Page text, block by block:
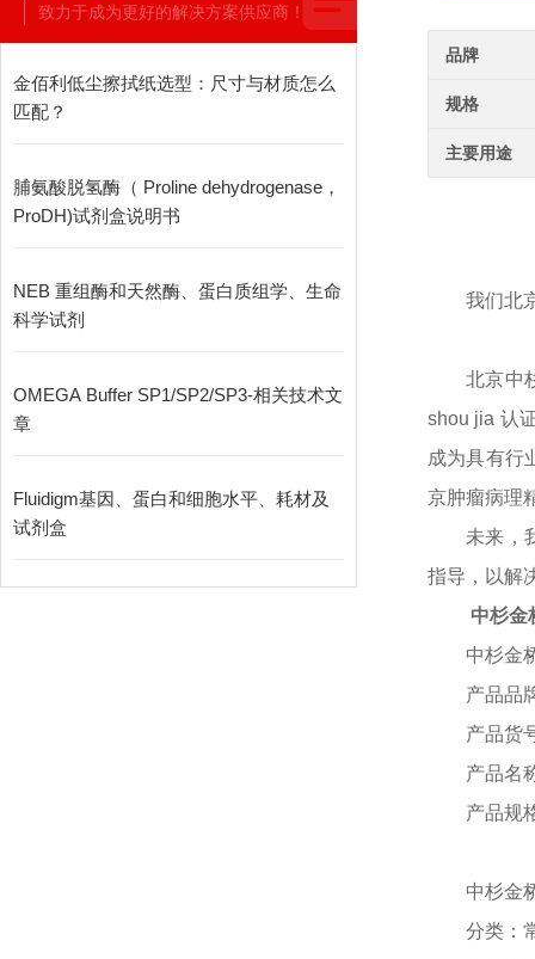
致力于成为更好的解决方案供应商！
金佰利低尘擦拭纸选型：尺寸与材质怎么
匹配？
脯氨酸脱氢酶（ Proline dehydrogenase，
ProDH)试剂盒说明书
NEB 重组酶和天然酶、蛋白质组学、生命
科学试剂
OMEGA Buffer SP1/SP2/SP3-相关技术文
章
Fluidigm基因、蛋白和细胞水平、耗材及
试剂盒
品牌
规格
主要用途
我们北
北京中
shou jia 认
成为具有行
京肿瘤病理
未来，
指导，以解
中杉金
中杉金
产品品
产品货
产品名
产品规
中杉金
分类：